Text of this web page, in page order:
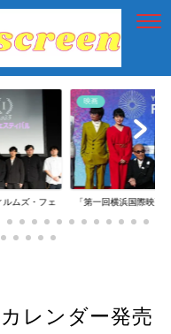
ルムズ・フェ
映画
「第一回横浜国際映画
レンダー発売